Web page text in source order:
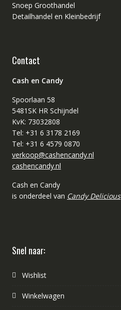
Snoep Groothandel
Detailhandel en Kleinbedrijf
Contact
Cash en Candy
Spoorlaan 58
5481SK HR Schijndel
KvK: 73032808
Tel: +31 6 3178 2169
Tel: +31 6 4579 0870
verkoop@cashencandy.nl
cashencandy.nl
Cash en Candy
is onderdeel van Candy Delicious
Snel naar:
Wishlist
Winkelwagen